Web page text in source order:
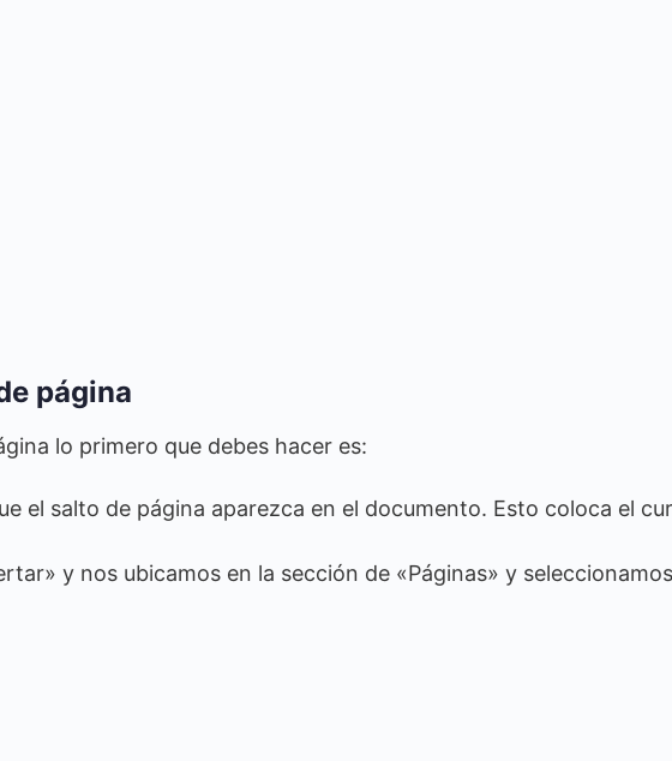
página
lo primero que debes hacer es:
el salto de página aparezca en el documento. Esto coloca el
y nos ubicamos en la sección de «Páginas» y